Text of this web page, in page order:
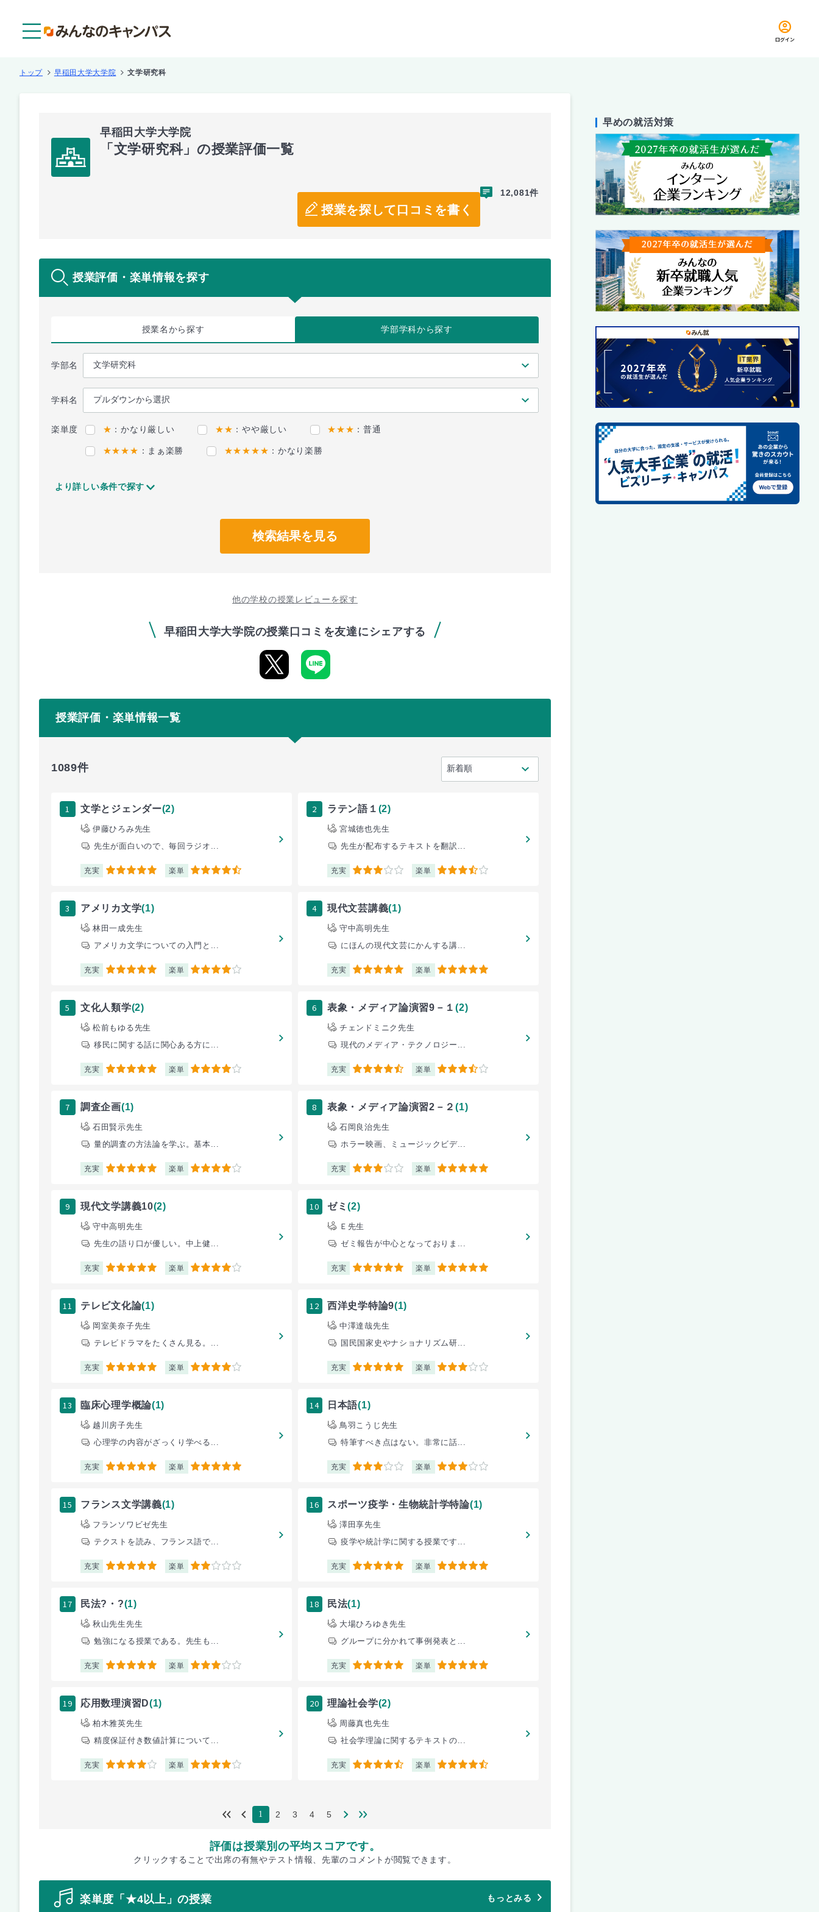
ログイン
トップ 早稲田大学大学院 文学研究科
早稲田大学大学院
「文学研究科」の授業評価一覧
授業を探して口コミを書く
12,081件
授業評価・楽単情報を探す
授業名から探す 学部学科から探す
学部名
学科名
楽単度 ★ ：かなり厳しい ★★ ：やや厳しい ★★★ ：普通
★★★★ ：まぁ楽勝 ★★★★★ ：かなり楽勝
より詳しい条件で探す
検索結果を見る
他の学校の授業レビューを探す
早稲田大学大学院の授業口コミを友達にシェアする
授業評価・楽単情報一覧
1089件
1 文学とジェンダー(2)
伊藤ひろみ先生
先生が面白いので、毎回ラジオ...
充実 5 楽単 4.5
2 ラテン語１ (2)
宮城徳也先生
先生が配布するテキストを翻訳...
充実 3 楽単 3.5
3 アメリカ文学(1)
林田一成先生
アメリカ文学についての入門と...
充実 5 楽単 4
4 現代文芸講義(1)
守中高明先生
にほんの現代文芸にかんする講...
充実 5 楽単 5
5 文化人類学(2)
松前もゆる先生
移民に関する話に関心ある方に...
充実 5 楽単 4
6 表象・メディア論演習9－１(2)
チェンドミニク先生
現代のメディア・テクノロジー...
充実 4.5 楽単 3.5
7 調査企画(1)
石田賢示先生
量的調査の方法論を学ぶ。基本...
充実 5 楽単 4
8 表象・メディア論演習2－２(1)
石岡良治先生
ホラー映画、ミュージックビデ...
充実 3 楽単 5
9 現代文学講義10(2)
守中高明先生
先生の語り口が優しい。中上健...
充実 5 楽単 4
10 ゼミ(2)
Ｅ先生
ゼミ報告が中心となっておりま...
充実 5 楽単 5
11 テレビ文化論(1)
岡室美奈子先生
テレビドラマをたくさん見る。...
充実 5 楽単 4
12 西洋史学特論9(1)
中澤達哉先生
国民国家史やナショナリズム研...
充実 5 楽単 3
13 臨床心理学概論(1)
越川房子先生
心理学の内容がざっくり学べる...
充実 5 楽単 5
14 日本語(1)
鳥羽こうじ先生
特筆すべき点はない。非常に話...
充実 3 楽単 3
15 フランス文学講義(1)
フランソワビゼ先生
テクストを読み、フランス語で...
充実 5 楽単 2
16 スポーツ疫学・生物統計学特論(1)
澤田享先生
疫学や統計学に関する授業です...
充実 5 楽単 5
17 民法?・?(1)
秋山先生先生
勉強になる授業である。先生も...
充実 5 楽単 3
18 民法(1)
大場ひろゆき先生
グループに分かれて事例発表と...
充実 5 楽単 5
19 応用数理演習D(1)
柏木雅英先生
精度保証付き数値計算について...
充実 4 楽単 4
20 理論社会学(2)
周藤真也先生
社会学理論に関するテキストの...
充実 4.5 楽単 4.5
1 2 3 4 5
評価は授業別の平均スコアです。
クリックすることで出席の有無やテスト情報、先輩のコメントが閲覧できます。
楽単度「★4以上」の授業 もっとみる
早めの就活対策